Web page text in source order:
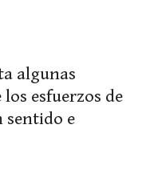
algunas
esfuerzos de
sentido e